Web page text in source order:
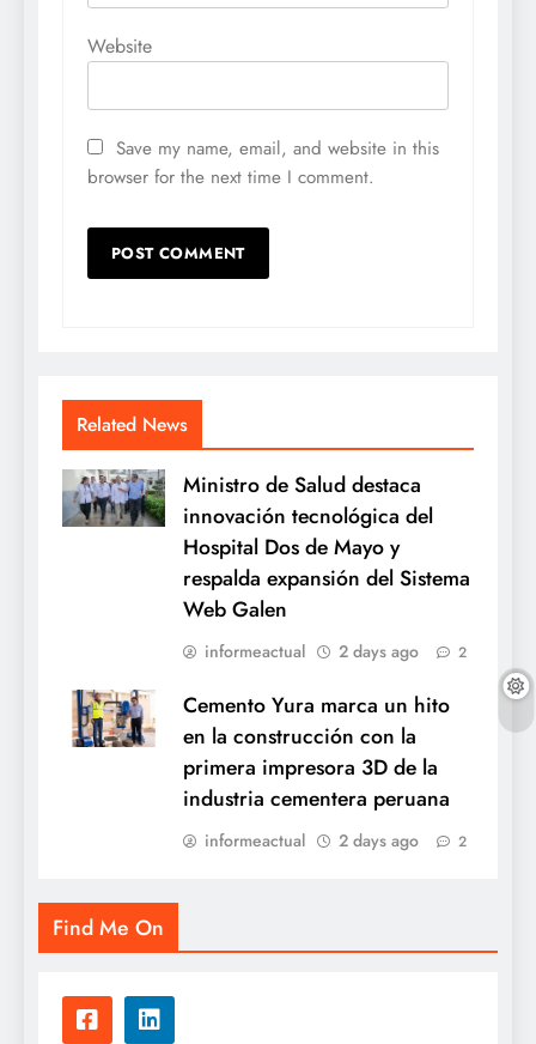
Website
Save my name, email, and website in this
browser for the next time I comment.
Related News
Ministro de Salud destaca
innovación tecnológica del
Hospital Dos de Mayo y
respalda expansión del Sistema
Web Galen
informeactual 2 days ago 2
Cemento Yura marca un hito
en la construcción con la
primera impresora 3D de la
industria cementera peruana
informeactual 2 days ago 2
Find Me On